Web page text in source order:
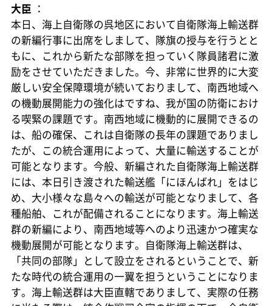
大臣 ：
本日、海上自衛隊の呉地区において自衛隊海上輸送群
の新編行事に出席をしまして、隊旗の授与を行うとと
もに、これから新たな部隊を担っていく隊員諸君に激
励をさせていただきました。今、非常に世界的に大変
厳しい安全保障環境が続いておりまして、南西地域へ
の機動展開能力の強化はですね、我が国の防衛におけ
る喫緊の課題です。南西地域に機動的に展開できるの
は、船の確保、これは自衛隊の長年の課題でありまし
たが、この統合運用によって、大量に輸送することが
可能となります。今般、新編された自衛隊海上輸送群
には、本日引き渡された輸送艦「にほんばれ」をはじ
め、大小様々な島々への輸送が可能となりまして、各
種船舶、これが配備されることになります。海上輸送
群の新編により、南西地域等へのより迅速かつ確実な
機動展開が可能となります。自衛隊海上輸送群は、
「共同の部隊」として設立をされるということで、新
たな時代の統合運用の一翼を担うということになりま
す。海上輸送群は大臣直轄でありまして、実際の任務